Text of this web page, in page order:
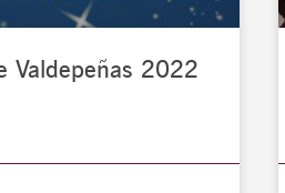
Valdepeñas 2022